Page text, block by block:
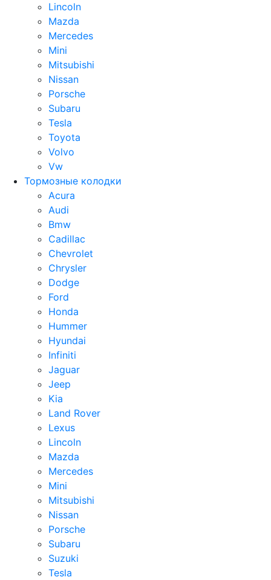
Lincoln
Mazda
Mercedes
Mini
Mitsubishi
Nissan
Porsche
Subaru
Tesla
Toyota
Volvo
Vw
Тормозные колодки
Acura
Audi
Bmw
Cadillac
Chevrolet
Chrysler
Dodge
Ford
Honda
Hummer
Hyundai
Infiniti
Jaguar
Jeep
Kia
Land Rover
Lexus
Lincoln
Mazda
Mercedes
Mini
Mitsubishi
Nissan
Porsche
Subaru
Suzuki
Tesla